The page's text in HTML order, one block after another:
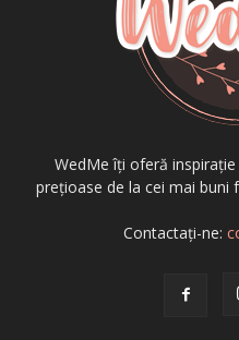
WedMe îți oferă
prețioase de la cei mai buni
Contactați-ne: